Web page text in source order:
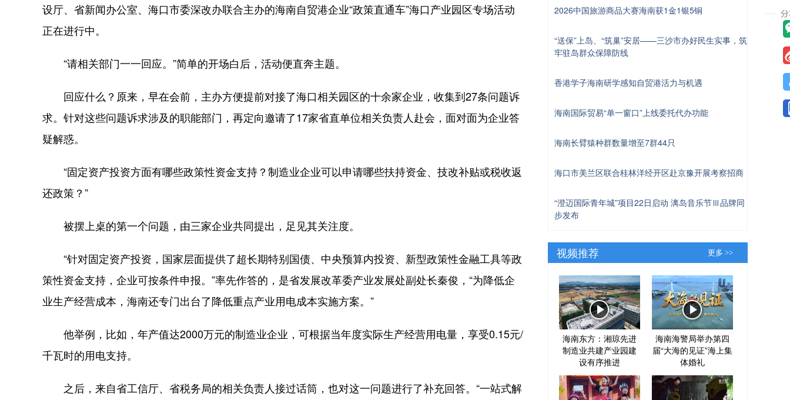
设厅、省新闻办公室、海口市委深改办联合主办的海南自贸港企业“政策直通车”海口产业园区专场活动
正在进行中。
“请相关部门一一回应。”简单的开场白后，活动便直奔主题。
回应什么？原来，早在会前，主办方便提前对接了海口相关园区的十余家企业，收集到27条问题诉
求。针对这些问题诉求涉及的职能部门，再定向邀请了17家省直单位相关负责人赴会，面对面为企业答
疑解惑。
“固定资产投资方面有哪些政策性资金支持？制造业企业可以申请哪些扶持资金、技改补贴或税收返
还政策？”
被摆上桌的第一个问题，由三家企业共同提出，足见其关注度。
“针对固定资产投资，国家层面提供了超长期特别国债、中央预算内投资、新型政策性金融工具等政
策性资金支持，企业可按条件申报。”率先作答的，是省发展改革委产业发展处副处长秦俊，“为降低企
业生产经营成本，海南还专门出台了降低重点产业用电成本实施方案。”
他举例，比如，年产值达2000万元的制造业企业，可根据当年度实际生产经营用电量，享受0.15元/
千瓦时的用电支持。
之后，来自省工信厅、省税务局的相关负责人接过话筒，也对这一问题进行了补充回答。“一站式解
2026中国旅游商品大赛海南获1金1银5铜
“送保”上岛、“筑巢”安居——三沙市办好民生实事，筑
牢驻岛群众保障防线
香港学子海南研学感知自贸港活力与机遇
海南国际贸易“单一窗口”上线委托代办功能
海南长臂猿种群数量增至7群44只
海口市美兰区联合桂林洋经开区赴京豫开展考察招商
“澄迈国际青年城”项目22日启动 漓岛音乐节Ⅲ品牌同
步发布
视频推荐 更多 >>
海南东方：湘琼先进
制造业共建产业园建
设有序推进
海南海警局举办第四
届“大海的见证”海上集
体婚礼